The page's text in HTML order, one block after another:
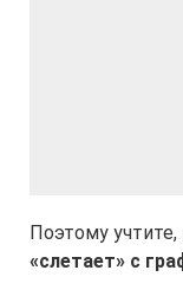
Поэтому учтите,
«слетает» с